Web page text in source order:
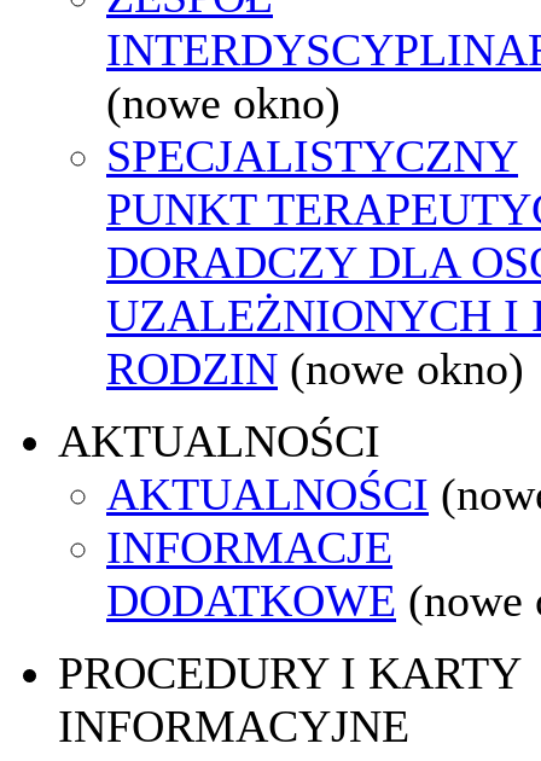
(nowe okno)
SPECJALISTYCZNY
PUNKT
DORADCZY DLA
UZALEŻNIONYCH I
RODZIN (nowe okno)
AKTUALNOŚCI
AKTUALNOŚCI
INFORMACJE
DODATKOWE (nowe
PROCEDURY I KARTY
INFORMACYJNE